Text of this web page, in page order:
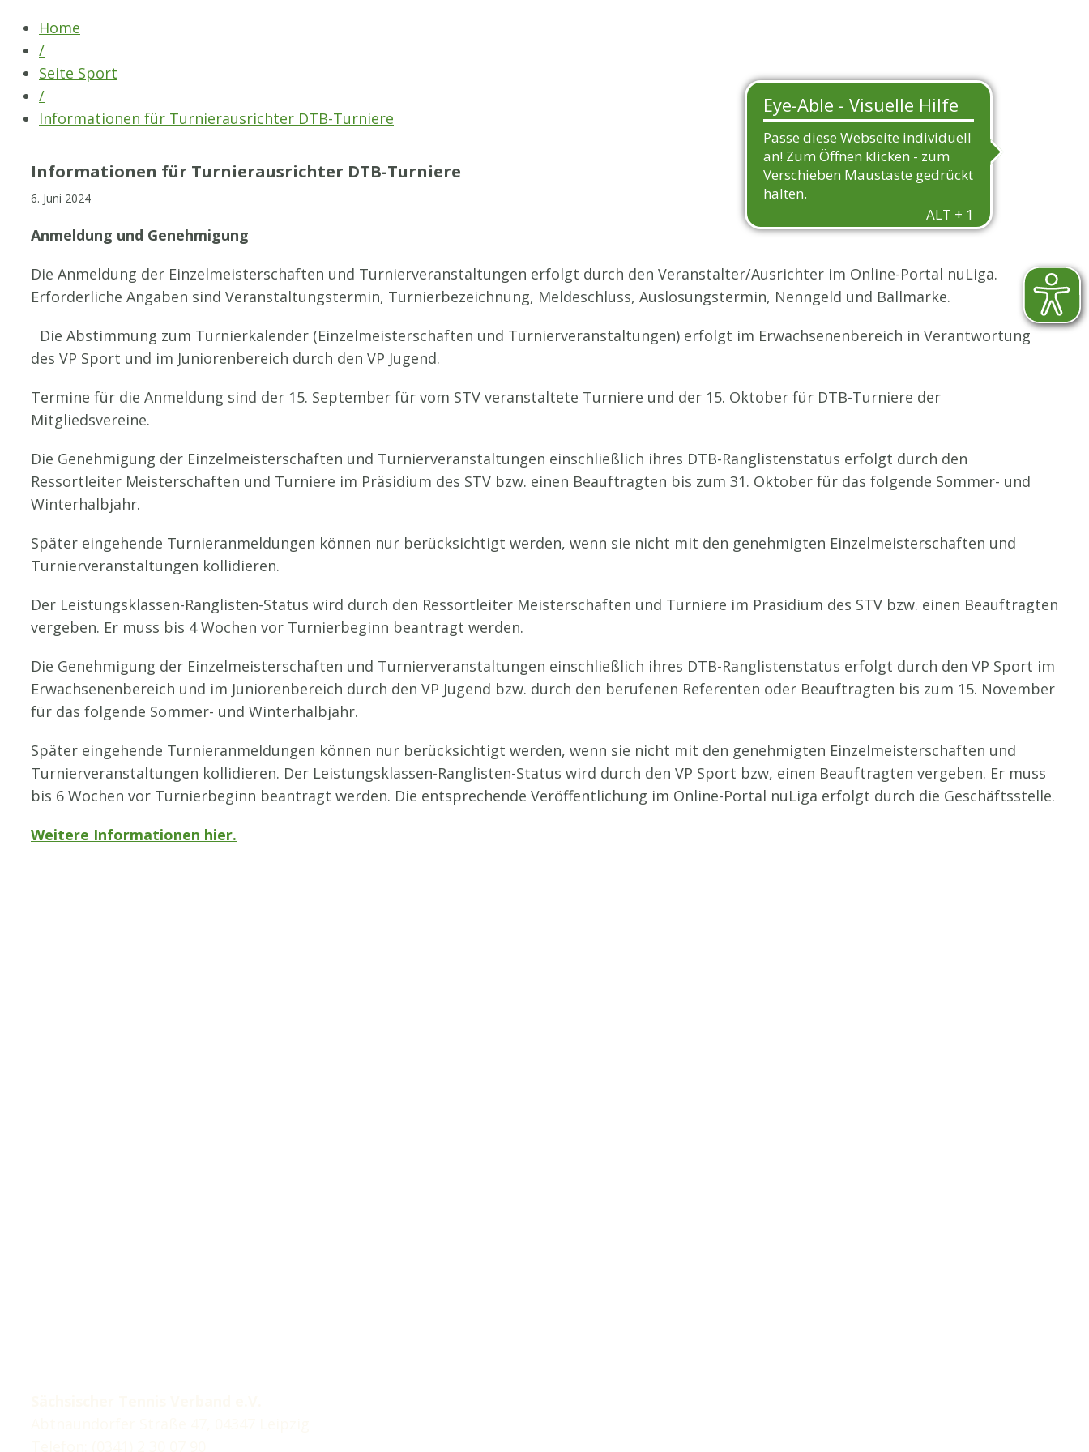
content
Home
/
Seite Sport
/
Informationen für Turnierausrichter DTB-Turniere
Informationen für Turnierausrichter DTB-Turniere
6. Juni 2024
Anmeldung und Genehmigung
Die Anmeldung der Einzelmeisterschaften und Turnierveranstaltungen erfolgt durch den Veranstalter/Ausrichter im Online-Portal nuLiga.
Erforderliche Angaben sind Veranstaltungstermin, Turnierbezeichnung, Meldeschluss, Auslosungstermin, Nenngeld und Ballmarke.
Die Abstimmung zum Turnierkalender (Einzelmeisterschaften und Turnierveranstaltungen) erfolgt im Erwachsenenbereich in Verantwortung
des VP Sport und im Juniorenbereich durch den VP Jugend.
Termine für die Anmeldung sind der 15. September für vom STV veranstaltete Turniere und der 15. Oktober für DTB-Turniere der
Mitgliedsvereine.
Die Genehmigung der Einzelmeisterschaften und Turnierveranstaltungen einschließlich ihres DTB-Ranglistenstatus erfolgt durch den
Ressortleiter Meisterschaften und Turniere im Präsidium des STV bzw. einen Beauftragten bis zum 31. Oktober für das folgende Sommer- und
Winterhalbjahr.
Später eingehende Turnieranmeldungen können nur berücksichtigt werden, wenn sie nicht mit den genehmigten Einzelmeisterschaften und
Turnierveranstaltungen kollidieren.
Der Leistungsklassen-Ranglisten-Status wird durch den Ressortleiter Meisterschaften und Turniere im Präsidium des STV bzw. einen Beauftragten
vergeben. Er muss bis 4 Wochen vor Turnierbeginn beantragt werden.
Die Genehmigung der Einzelmeisterschaften und Turnierveranstaltungen einschließlich ihres DTB-Ranglistenstatus erfolgt durch den VP Sport im
Erwachsenenbereich und im Juniorenbereich durch den VP Jugend bzw. durch den berufenen Referenten oder Beauftragten bis zum 15. November
für das folgende Sommer- und Winterhalbjahr.
Später eingehende Turnieranmeldungen können nur berücksichtigt werden, wenn sie nicht mit den genehmigten Einzelmeisterschaften und
Turnierveranstaltungen kollidieren. Der Leistungsklassen-Ranglisten-Status wird durch den VP Sport bzw, einen Beauftragten vergeben. Er muss
bis 6 Wochen vor Turnierbeginn beantragt werden. Die entsprechende Veröffentlichung im Online-Portal nuLiga erfolgt durch die Geschäftsstelle.
Weitere Informationen hier.